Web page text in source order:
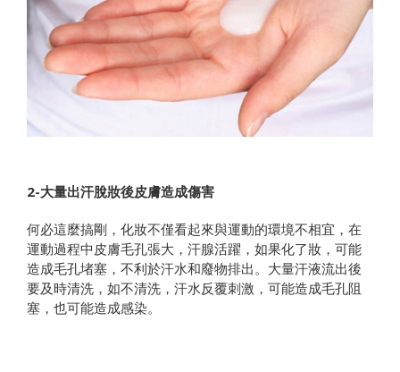
2-大量出汗脫妝後皮膚造成傷害
何必這麼搞剛，化妝不僅看起來與運動的環境不相宜，在
運動過程中皮膚毛孔張大，汗腺活躍，如果化了妝，可能
造成毛孔堵塞，不利於汗水和廢物排出。大量汗液流出後
要及時清洗，如不清洗，汗水反覆刺激，可能造成毛孔阻
塞，也可能造成感染。